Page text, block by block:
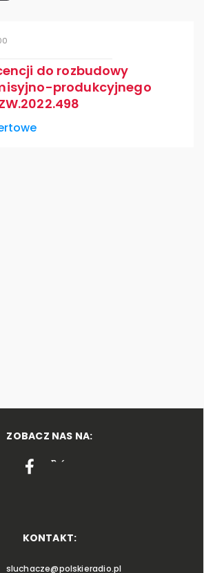
do rozbudowy
produkcyjnego
ZOBACZ NAS NA:
KONTAKT:
sluchacze@polskieradio.pl